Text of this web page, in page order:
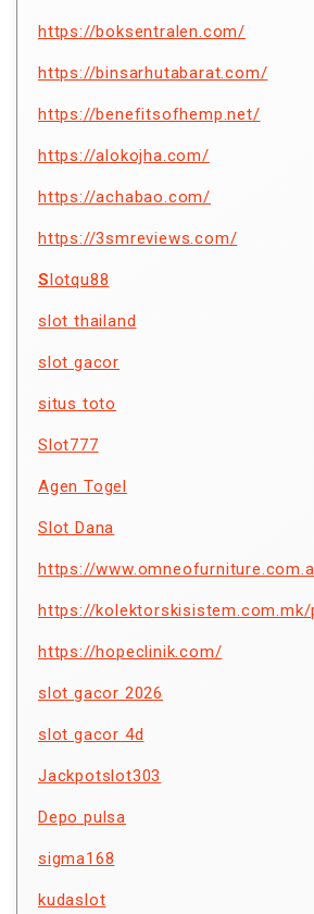
https://boksentralen.com/
https://binsarhutabarat.com/
https://benefitsofhemp.net/
https://alokojha.com/
https://achabao.com/
https://3smreviews.com/
Slotqu88
slot thailand
slot gacor
situs toto
Slot777
Agen Togel
Slot Dana
https://
https://
https://hopeclinik.com/
slot gacor 2026
slot gacor 4d
Jackpotslot303
Depo pulsa
sigma168
kudaslot